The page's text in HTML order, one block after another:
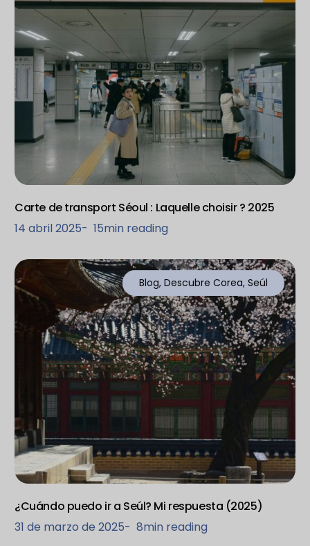
Carte de transport Séoul : Laquelle choisir ? 2025
14 abril 2025- 15min reading
Blog, Descubre Corea, Seúl
¿Cuándo puedo ir a Seúl? Mi respuesta (2025)
31 de marzo de 2025- 8min reading